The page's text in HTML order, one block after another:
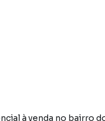
à venda no bairro